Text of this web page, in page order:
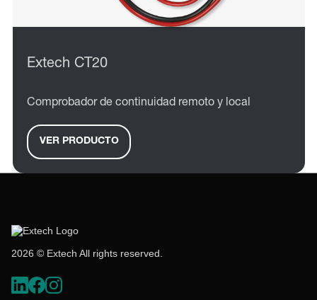
Extech CT20
Comprobador de continuidad remoto y local
VER PRODUCTO
2026 © Extech All rights reserved.